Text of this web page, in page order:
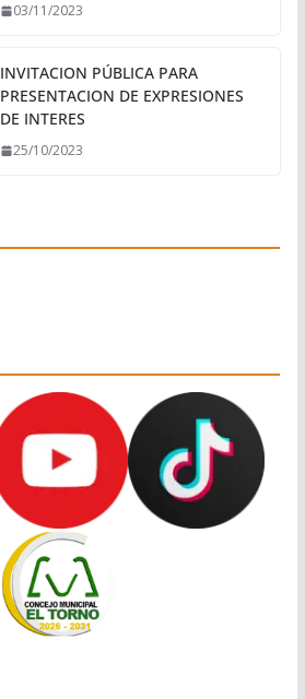
03/11/2023
INVITACION PÚBLICA PARA
PRESENTACION DE EXPRESIONES
DE INTERES
25/10/2023